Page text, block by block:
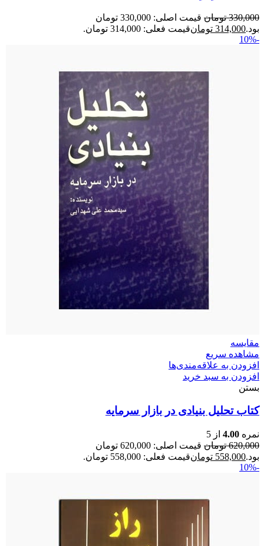
330,000 تومان
قیمت اصلی: 330,000 تومان
بود.314,000 تومانقیمت فعلی: 314,000 تومان.
-10%
مقایسه
مشاهده سریع
افزودن به علاقه‌مندی‌ها
افزودن به سبد خرید
بستن
کتاب تحلیل بنیادی در بازار سرمایه
نمره 4.00 از 5
620,000 تومان
قیمت اصلی: 620,000 تومان
بود.558,000 تومانقیمت فعلی: 558,000 تومان.
-10%